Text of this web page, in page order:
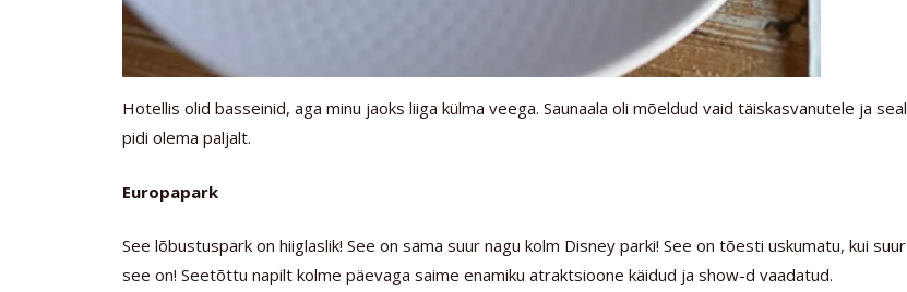
Hotellis olid basseinid, aga minu jaoks liiga külma veega. Saunaala oli mõeldud vaid täiskasvanutele ja seal
pidi olema paljalt.
Europapark
See lõbustuspark on hiiglaslik! See on sama suur nagu kolm Disney parki! See on tõesti uskumatu, kui suur
see on! Seetõttu napilt kolme päevaga saime enamiku atraktsioone käidud ja show-d vaadatud.